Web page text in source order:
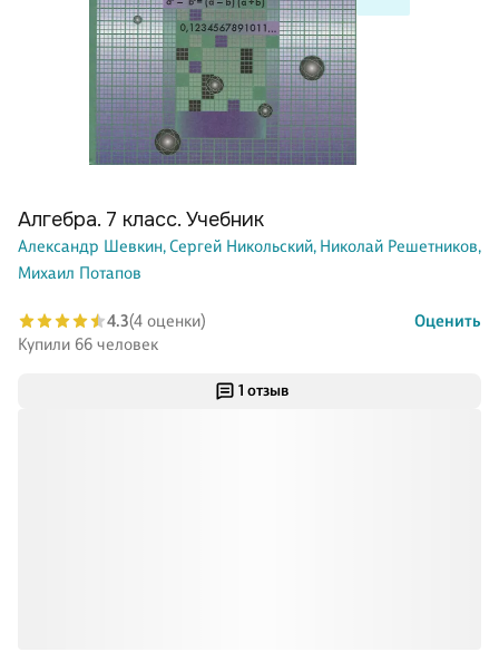
1 отзыв
Алгебра. 7 класс. Учебник
Александр Шевкин,Сергей Никольский, Николай Решетников,
Михаил Потапов
4.3(4 оценки)
Оценить
Купили 66 человек